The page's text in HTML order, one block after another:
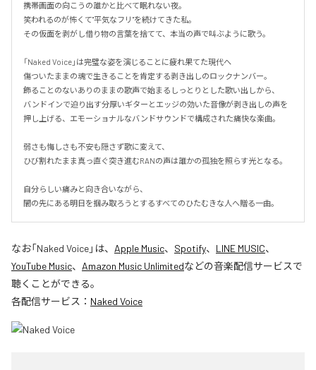
携帯画面の向こうの誰かと比べて眠れない夜。
笑われるのが怖くて"平気なフリ"を続けてきた私。
その仮面を剥がし借り物の言葉を捨てて、本当の声で叫ぶように歌う。
「Naked Voice」は完璧な姿を演じることに疲れ果てた現代へ
傷ついたままの魂で生きることを肯定する剥き出しのロックナンバー。
飾ることのないありのままの歌声で始まるしっとりとした歌い出しから、
バンドインで迫り出す分厚いギターとエッジの効いた音像が剥き出しの声を
押し上げる、エモーショナルなバンドサウンドで構成された痛快な楽曲。
弱さも悔しさも不安も隠さず歌に変えて、
ひび割れたまま真っ直ぐ突き進むRANの声は誰かの孤独を照らす光となる。
自分らしい痛みと向き合いながら、
闇の先にある明日を掴み取ろうとするすべてのひたむきな人へ贈る一曲。
なお「Naked Voice」は、 Apple Music、 Spotify、 LINE MUSIC、
YouTube Music、 Amazon Music Unlimitedなどの音楽配信サービスで
聴くことができる。
各配信サービス： Naked Voice